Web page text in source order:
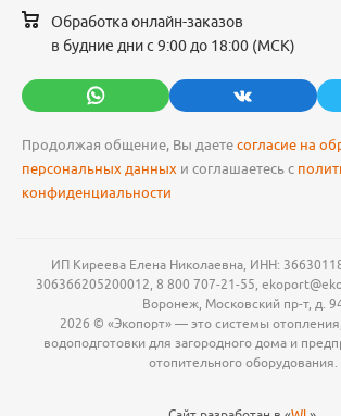
Обработка онлайн-заказов
в будние дни с 9:00 до 18:00 (МСК)
Продолжая общение, Вы даете согласие на
персональных данных и соглашаетесь с
конфиденциальности
ИП Киреева Елена Николаевна, ИНН:
306366205200012, 8 800 707-21-55,
Воронеж, Московский пр-т, д.
2026 © «Экопорт» — это системы
водоподготовки для загородного дома и
отопительного оборудования.